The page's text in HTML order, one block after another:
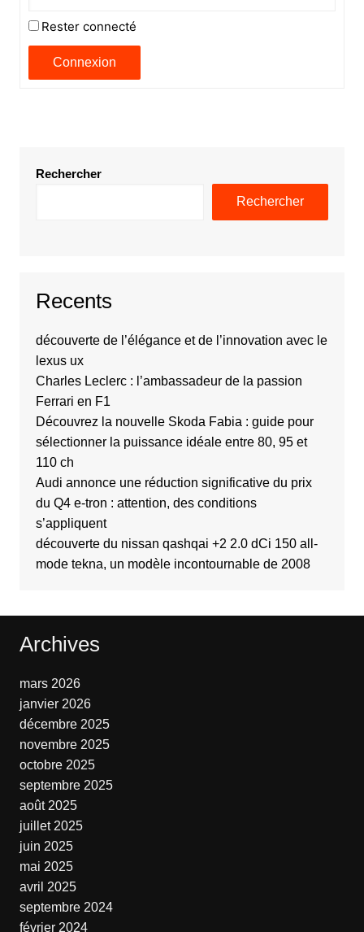
Rester connecté
Connexion
Rechercher
Rechercher
Recents
découverte de l’élégance et de l’innovation avec le
lexus ux
Charles Leclerc : l’ambassadeur de la passion
Ferrari en F1
Découvrez la nouvelle Skoda Fabia : guide pour
sélectionner la puissance idéale entre 80, 95 et
110 ch
Audi annonce une réduction significative du prix
du Q4 e-tron : attention, des conditions
s’appliquent
découverte du nissan qashqai +2 2.0 dCi 150 all-
mode tekna, un modèle incontournable de 2008
Archives
mars 2026
janvier 2026
décembre 2025
novembre 2025
octobre 2025
septembre 2025
août 2025
juillet 2025
juin 2025
mai 2025
avril 2025
septembre 2024
février 2024